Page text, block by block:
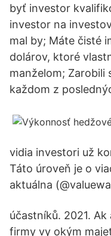
byť investor
investor na
mal by; Máte čisté
dolárov, ktoré
manželom; Zarobili
každom z
vidia investori už
Táto úroveň je o
aktuálna
účastníků. 2021.
firmy vy okým